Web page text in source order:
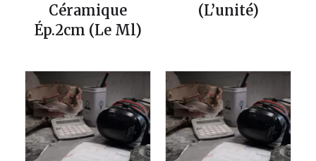
Céramique
Ép.2cm (le Ml)
(l’unité)